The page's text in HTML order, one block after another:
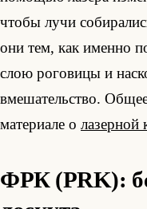
чтобы лучи
они тем, как именно
слою роговицы и
вмешательство.
материале о лазерной
ФРК (PRK):